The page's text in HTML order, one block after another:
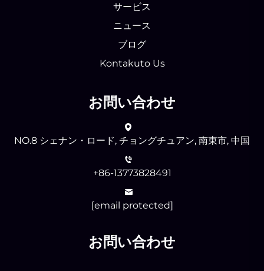
サービス
ニュース
ブログ
Kontakuto Us
お問い合わせ
NO.8 シェナン・ロード, チョングチュアン, 南東市, 中国
+86-13773828491
[email protected]
お問い合わせ